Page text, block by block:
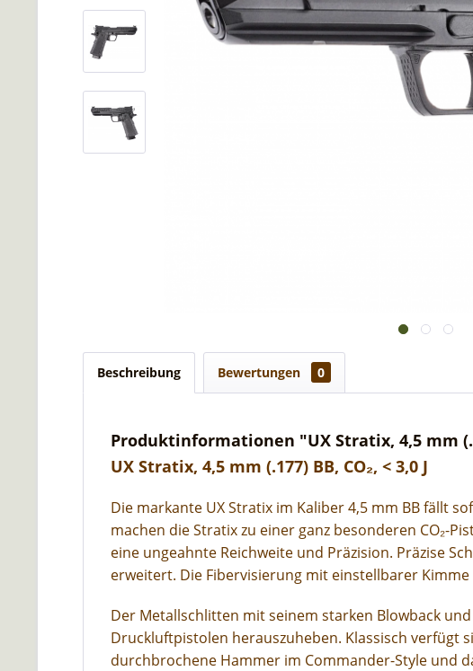
Beschreibung Bewertungen 0
Produktinformationen "UX Stratix, 4,5 mm
UX Stratix, 4,5 mm (.177) BB, CO₂, < 3,0 J
Die markante UX Stratix im Kaliber 4,5 mm BB fällt
machen die Stratix zu einer ganz besonderen CO₂-
eine ungeahnte Reichweite und Präzision. Präzise
erweitert. Die Fibervisierung mit einstellbarer
Der Metallschlitten mit seinem starken Blowback
Druckluftpistolen herauszuheben. Klassisch verfügt
durchbrochene Hammer im Commander-Style und